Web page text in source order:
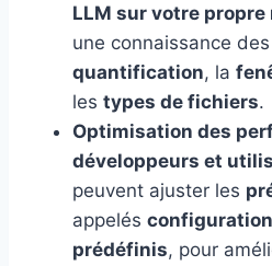
LLM sur votre propre
une connaissance
quantification, la
les types de fichiers.
Optimisation des
développeurs et
peuvent ajuster les
appelés
prédéfinis, pour